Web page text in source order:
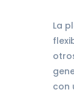
La
con